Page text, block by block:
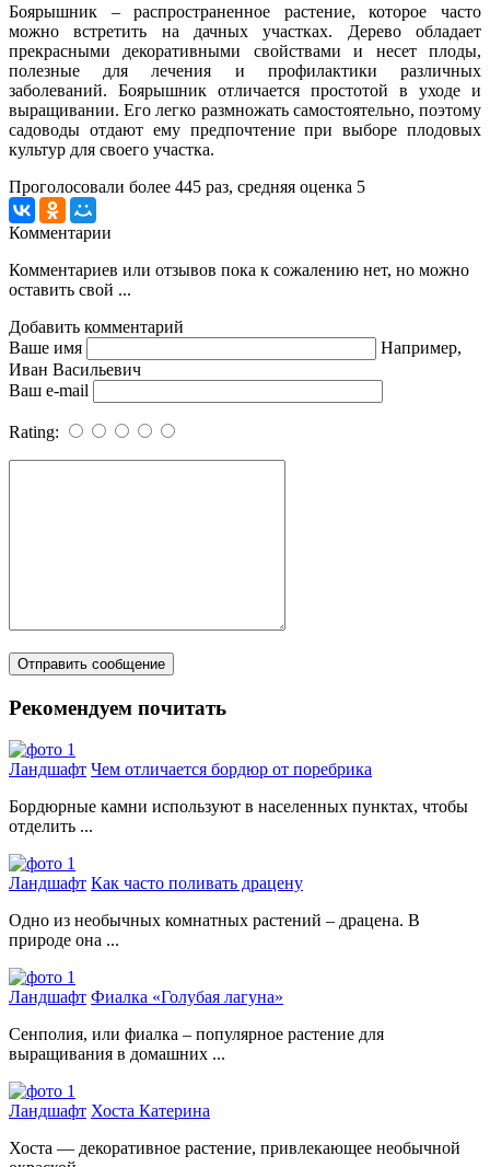
Боярышник – распространенное растение, которое часто
можно встретить на дачных участках. Дерево обладает
прекрасными декоративными свойствами и несет плоды,
полезные для лечения и профилактики различных
заболеваний. Боярышник отличается простотой в уходе и
выращивании. Его легко размножать самостоятельно, поэтому
садоводы отдают ему предпочтение при выборе плодовых
культур для своего участка.
Проголосовали более 445 раз, средняя оценка 5
Комментарии
Комментариев или отзывов пока к сожалению нет, но можно
оставить свой ...
Добавить комментарий
Ваше имя
Например,
Иван Васильевич
Ваш e-mail
Rating:
Рекомендуем почитать
Ландшафт Чем отличается бордюр от поребрика
Бордюрные камни используют в населенных пунктах, чтобы
отделить ...
Ландшафт Как часто поливать драцену
Одно из необычных комнатных растений – драцена. В
природе она ...
Ландшафт Фиалка «Голубая лагуна»
Сенполия, или фиалка – популярное растение для
выращивания в домашних ...
Ландшафт Хоста Катерина
Хоста — декоративное растение, привлекающее необычной